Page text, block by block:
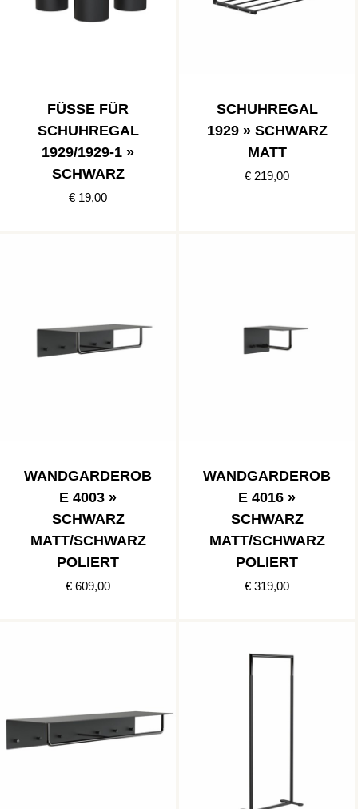
FÜSSE FÜR S
CHUHREGAL 1
929/1929-1 » S
CHWARZ
€ 19,00
SCHUHREGAL
1929 » SCHWARZ
MATT
€ 219,00
WANDGARDEROB
E 4003 »
SCHWARZ
MATT/SCHWARZ
POLIERT
€ 609,00
WANDGARDEROB
E 4016 »
SCHWARZ
MATT/SCHWARZ
POLIERT
€ 319,00